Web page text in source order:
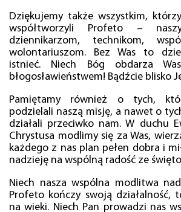
Dziękujemy także wszystkim,
współtworzyli Profeto –
dziennikarzom, technikom,
wolontariuszom. Bez Was to
istnieć. Niech Bóg obdarza
błogosławieństwem! Bądźcie blisko
Pamiętamy również o tych,
podzielali naszą misję, a nawet o
działali przeciwko nam. W duchu
Chrystusa modlimy się za Was,
każdego z nas plan pełen dobra i
nadzieję na wspólną radość ze
Niech nasza wspólna modlitwa
Profeto kończy swoją działalność,
na wieki. Niech Pan prowadzi nas